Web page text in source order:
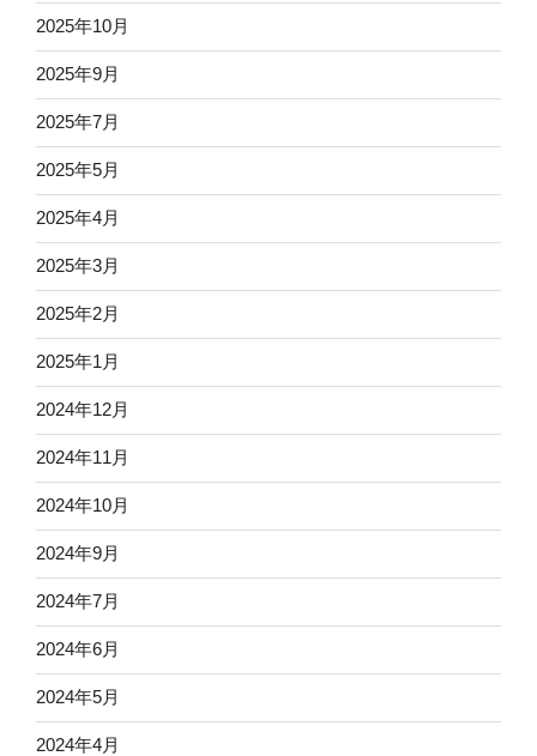
2025年10月
2025年9月
2025年7月
2025年5月
2025年4月
2025年3月
2025年2月
2025年1月
2024年12月
2024年11月
2024年10月
2024年9月
2024年7月
2024年6月
2024年5月
2024年4月